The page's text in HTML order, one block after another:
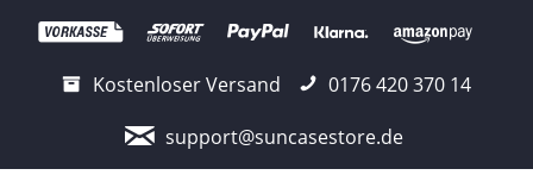
Kostenloser Versand
0176 420 370 14
support@suncasestore.de